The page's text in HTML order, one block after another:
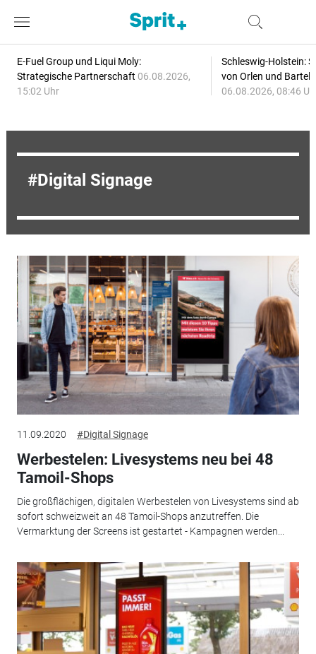
E-Fuel Group und Liqui Moly:
Strategische Partnerschaft 06.08.2026,
15:02 Uhr
Schleswig-Holstein:
von Orlen und
06.08.2026, 08:46
Digital Signage
11.09.2020 #Digital Signage
Werbestelen: Livesystems neu bei 48
Tamoil-Shops
Die großflächigen, digitalen Werbestelen von Livesystems sind ab
sofort schweizweit an 48 Tamoil-Shops anzutreffen. Die
Vermarktung der Screens ist gestartet - Kampagnen werden...